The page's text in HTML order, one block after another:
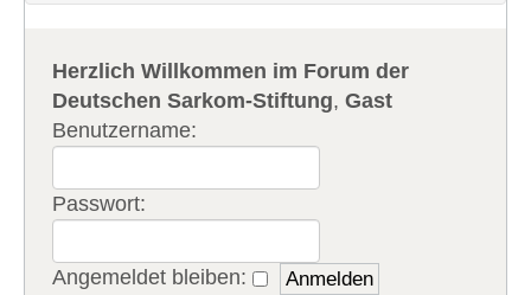
Herzlich Willkommen im Forum der
Deutschen Sarkom-Stiftung,Gast
Benutzername:
Passwort:
Angemeldet bleiben: